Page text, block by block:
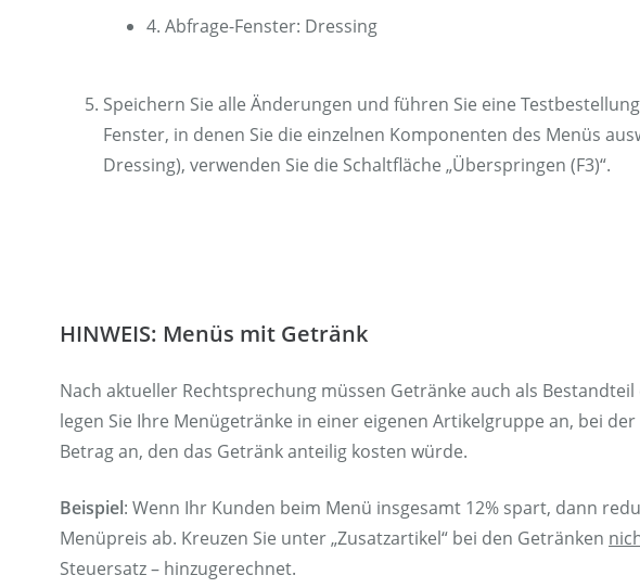
4. Abfrage-Fenster: Dressing
Speichern Sie alle Änderungen und führen Sie eine
Fenster, in denen Sie die einzelnen Komponenten des Menüs
Dressing), verwenden Sie die Schaltfläche „Überspringen (F3)“.
HINWEIS: Menüs mit Getränk
Nach aktueller Rechtsprechung müssen Getränke auch als
legen Sie Ihre Menügetränke in einer eigenen Artikelgruppe an, bei
Betrag an, den das Getränk anteilig kosten würde.
Beispiel: Wenn Ihr Kunden beim Menü insgesamt 12% spart, dann
Menüpreis ab. Kreuzen Sie unter „Zusatzartikel“ bei den Getränken
Steuersatz – hinzugerechnet.